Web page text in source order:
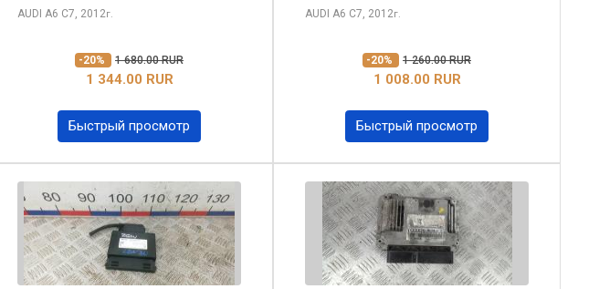
AUDI A6 C7, 2012г.
-20% 1 680.00 RUR
1 344.00 RUR
Быстрый просмотр
AUDI A6 C7, 2012г.
-20% 1 260.00 RUR
1 008.00 RUR
Быстрый просмотр